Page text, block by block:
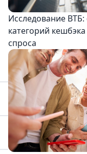
Исследование
категорий
спроса